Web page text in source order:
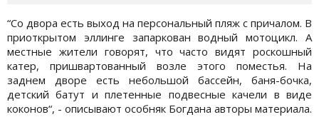
“Со двора есть выход на персональный пляж с причалом. В
приоткрытом эллинге запаркован водный мотоцикл. А
местные жители говорят, что часто видят роскошный
катер, пришвартованный возле этого поместья. На
заднем дворе есть небольшой бассейн, баня-бочка,
детский батут и плетенные подвесные качели в виде
коконов“, - описывают особняк Богдана авторы материала.